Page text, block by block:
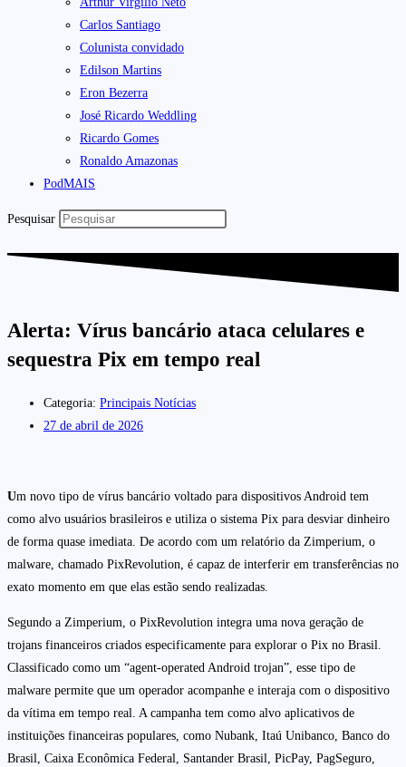
Carlos Santiago
Colunista convidado
Edilson Martins
Eron Bezerra
José Ricardo Weddling
Ricardo Gomes
Ronaldo Amazonas
PodMAIS
Pesquisar
Alerta: Vírus bancário ataca celulares e
sequestra Pix em tempo real
Categoria: Principais Notícias
27 de abril de 2026
Um novo tipo de vírus bancário voltado para dispositivos Android tem
como alvo usuários brasileiros e utiliza o sistema Pix para desviar dinheiro
de forma quase imediata. De acordo com um relatório da Zimperium, o
malware, chamado PixRevolution, é capaz de interferir em transferências no
exato momento em que elas estão sendo realizadas.
Segundo a Zimperium, o PixRevolution integra uma nova geração de
trojans financeiros criados especificamente para explorar o Pix no Brasil.
Classificado como um “agent-operated Android trojan”, esse tipo de
malware permite que um operador acompanhe e interaja com o dispositivo
da vítima em tempo real. A campanha tem como alvo aplicativos de
instituições financeiras populares, como Nubank, Itaú Unibanco, Banco do
Brasil, Caixa Econômica Federal, Santander Brasil, PicPay, PagSeguro,